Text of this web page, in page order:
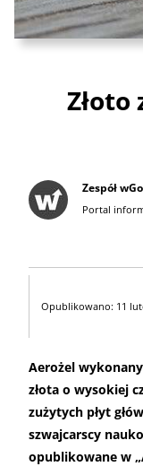
Złoto
Zespół
Portal
Opublikowano: 11
Aerożel
złota o wysokiej
zużytych płyt
szwajcarscy
opublikowane w